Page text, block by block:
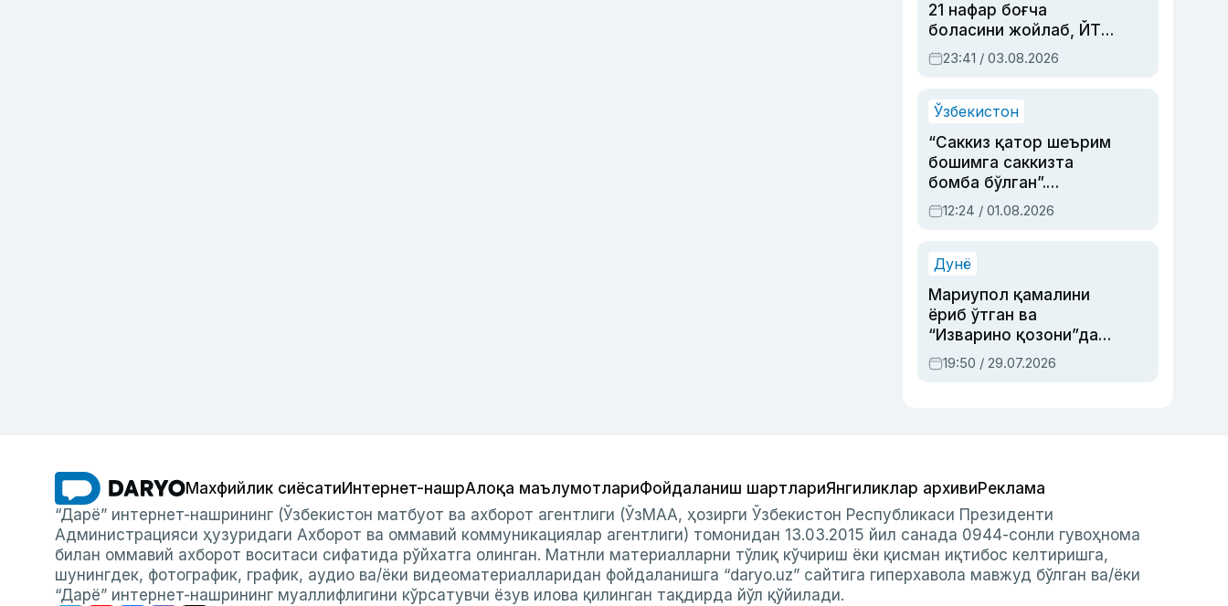
21 нафар боғча
боласини жойлаб, ЙТҲ
содир этган аёлга суд
ҳукми ўқилди
23:41 / 03.08.2026
Ўзбекистон
“Саккиз қатор шеърим
бошимга саккизта
бомба бўлган”.
Абдулла Ориповни
сиёсий айбловлардан
12:24 / 01.08.2026
Дунё
Мариупол қамалини
ёриб ўтган ва
“Изварино қозони”дан
чиққан қаҳрамон —
Украина армияси бош
19:50 / 29.07.2026
Махфийлик сиёсатиИнтернет-нашрАлоқа маълумотлариФойдаланиш шартлариЯнгиликлар архивиРеклама
“Дарё” интернет-нашрининг (Ўзбекистон матбуот ва ахборот агентлиги (ЎзМАА, ҳозирги Ўзбекистон Республикаси Президенти
Администрацияси ҳузуридаги Ахборот ва оммавий коммуникациялар агентлиги) томонидан 13.03.2015 йил санада 0944-сонли гувоҳнома
билан оммавий ахборот воситаси сифатида рўйхатга олинган. Матнли материалларни тўлиқ кўчириш ёки қисман иқтибос келтиришга,
шунингдек, фотографик, график, аудио ва/ёки видеоматериалларидан фойдаланишга “daryo.uz” сайтига гиперхавола мавжуд бўлган ва/ёки
“Дарё” интернет-нашрининг муаллифлигини кўрсатувчи ёзув илова қилинган тақдирда йўл қўйилади.